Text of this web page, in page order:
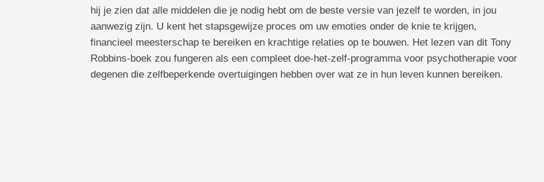
hij je zien dat alle middelen die je nodig hebt om de beste versie van jezelf te worden, in jou
aanwezig zijn. U kent het stapsgewijze proces om uw emoties onder de knie te krijgen,
financieel meesterschap te bereiken en krachtige relaties op te bouwen. Het lezen van dit Tony
Robbins-boek zou fungeren als een compleet doe-het-zelf-programma voor psychotherapie voor
degenen die zelfbeperkende overtuigingen hebben over wat ze in hun leven kunnen bereiken.